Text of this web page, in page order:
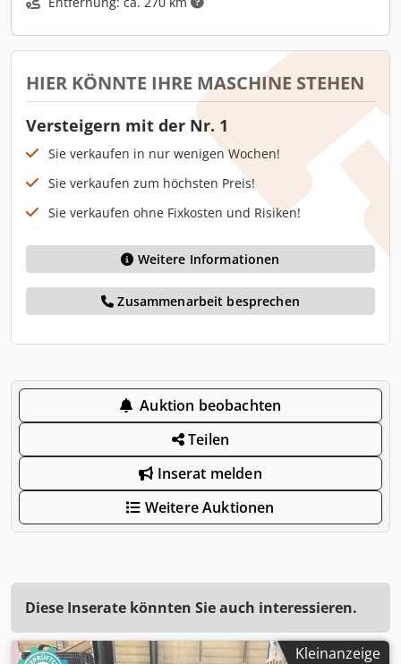
HIER KÖNNTE IHRE MASCHINE STEHEN
Versteigern mit der Nr. 1
Sie verkaufen in nur wenigen Wochen!
Sie verkaufen zum höchsten Preis!
Sie verkaufen ohne Fixkosten und Risiken!
Weitere Informationen
Zusammenarbeit besprechen
Auktion beobachten
Teilen
Inserat melden
Weitere Auktionen
Diese Inserate könnten Sie auch interessieren.
Kleinanzeige